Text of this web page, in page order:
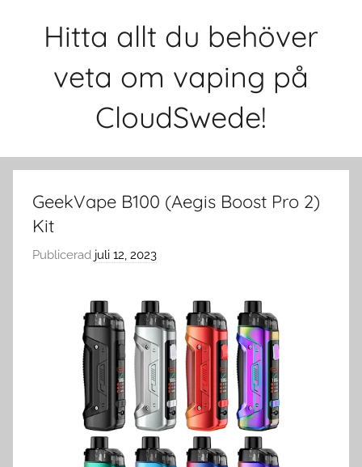
Hitta allt du behöver
veta om vaping på
CloudSwede!
GeekVape B100 (Aegis Boost Pro 2)
Kit
Publicerad juli 12, 2023
l
u
w
e